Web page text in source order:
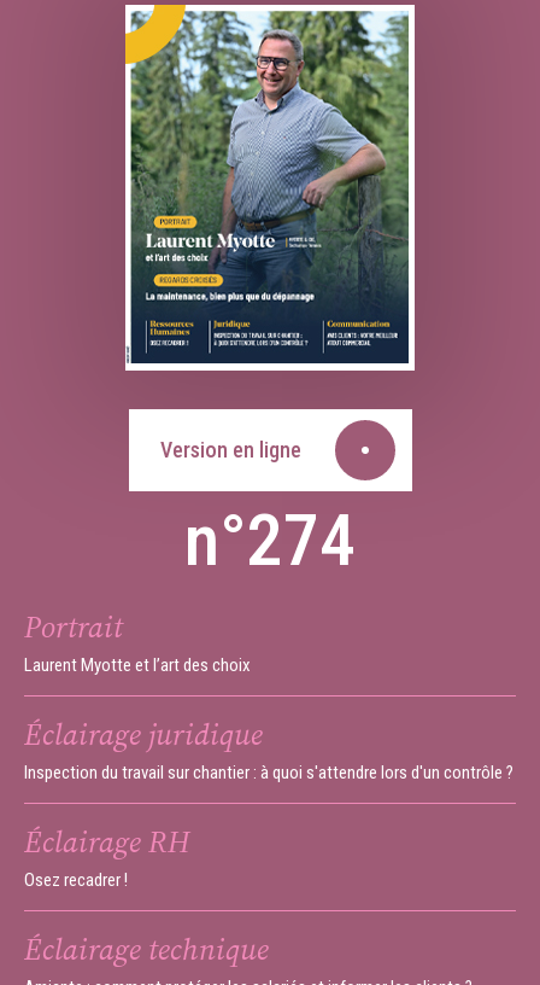
Version en ligne
n°274
Portrait
Laurent Myotte et l’art des choix
Éclairage juridique
Inspection du travail sur chantier : à quoi s'attendre lors d'un contrôle ?
Éclairage RH
Osez recadrer !
Éclairage technique